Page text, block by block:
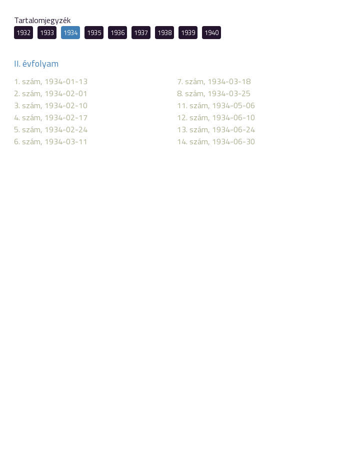
Tartalomjegyzék
1932 1933 1934 1935 1936 1937 1938 1939 1940
II. évfolyam
1. szám, 1934-01-13
2. szám, 1934-02-01
3. szám, 1934-02-10
4. szám, 1934-02-17
5. szám, 1934-02-24
6. szám, 1934-03-11
7. szám, 1934-03-18
8. szám, 1934-03-25
11. szám, 1934-05-06
12. szám, 1934-06-10
13. szám, 1934-06-24
14. szám, 1934-06-30